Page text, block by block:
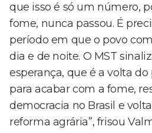
que isso é só um número,
fome, nunca passou. É
período em que o povo
dia e de noite. O MST
esperança, que é a volta
para acabar com a fome,
democracia no Brasil e
reforma agrária”, frisou